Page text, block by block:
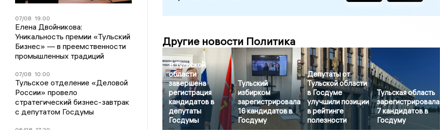
07/08 19:00
Елена Двойникова:
Уникальность премии «Тульский
Бизнес» — в преемственности
промышленных традиций
07/08 10:00
Тульское отделение «Деловой
России» провело
стратегический бизнес-завтрак
с депутатом Госдумы
Другие новости Политика
В Тульской
области
завершена
регистрация
кандидатов в
депутаты
Госдумы
Тульский
избирком
зарегистрировала
16 кандидатов в
Госдуму
Депутаты от
Тульской области
в Госдуме
улучшили позиции
в рейтинге
полезности
Тульская область
зарегистрировала
7 кандидатов в
Госдуму